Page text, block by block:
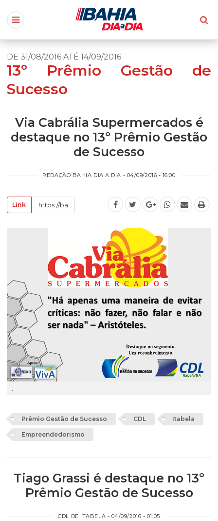
DE 31/08/2016 ATÉ 14/09/2016
13º Prêmio Gestão de
Sucesso
Via Cabrália Supermercados é
destaque no 13º Prêmio Gestão
de Sucesso
REDAÇÃO BAHIA DIA A DIA - 04/09/2016 - 16:00
Link
Prêmio Gestão de Sucesso CDL Itabela
Empreendedorismo
Tiago Grassi é destaque no 13º
Prêmio Gestão de Sucesso
CDL DE ITABELA - 04/09/2016 - 01:05